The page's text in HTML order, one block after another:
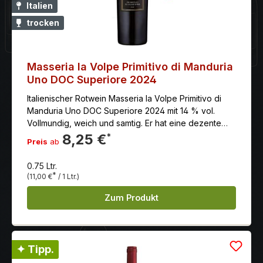
Genuss verschmilzt.
Italien
trocken
Masseria la Volpe Primitivo di Manduria
Uno DOC Superiore 2024
Italienischer Rotwein Masseria la Volpe Primitivo di
Manduria Uno DOC Superiore 2024 mit 14 % vol.
Vollmundig, weich und samtig. Er hat eine dezente
Restsüße, was ihn besonders gefällig macht. Die
Tannine sind sanft und gut eingebunden.
Preis ab 8,25 €*
0.75 Ltr.
(11,00 €* / 1 Ltr.)
Zum Produkt
✦ Tipp.